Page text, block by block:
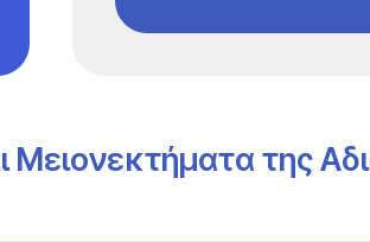
Μειονεκτήματα της